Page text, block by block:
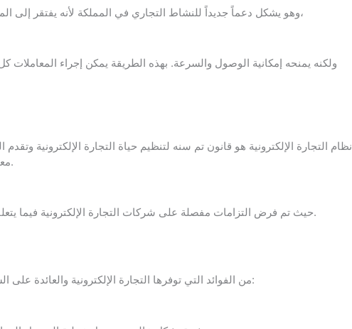
وهو يشكل دعماً جديداً للنشاط التجاري في المملكة لأنه يفتقر إلى المبادئ التوجيهية المادية (المكان والزمان)،
ولكنه يمنحه إمكانية الوصول والسرعة. بهذه الطريقة يمكن إجراء
نظام التجارة الإلكترونية هو قانون تم سنه لتنظيم حياة التجارة الإلكترونية وتقدم
معلومات تفصيلية بشأن التجارة الإلكترونية.
حيث تم فرض التزامات مفصلة على شركات التجارة الإلكترونية فيما يتعلق بالمعلومات وحماية البيانات الشخصية.
من الفوائد التي توفرها التجارة الإلكترونية والعائدة على الشركات والمواطن والمجتمع هي كما يلي: